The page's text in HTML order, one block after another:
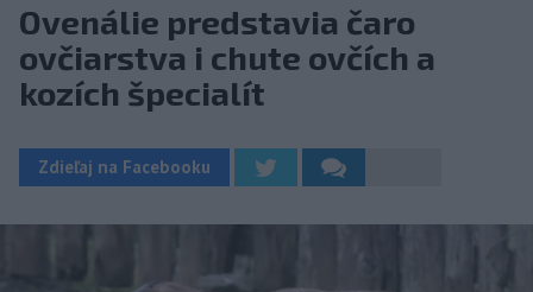
Ovenálie predstavia čaro
ovčiarstva i chute ovčích a
kozích špecialít
Zdieľaj na Facebooku